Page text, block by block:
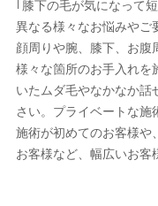
｢膝下の毛が気になって
異なる様々なお悩みやご
顔周りや腕、膝下、お腹
様々な箇所のお手入れを
いたムダ毛やなかなか話
さい。プライベートな施
施術が初めてのお客様や
お客様など、幅広いお客